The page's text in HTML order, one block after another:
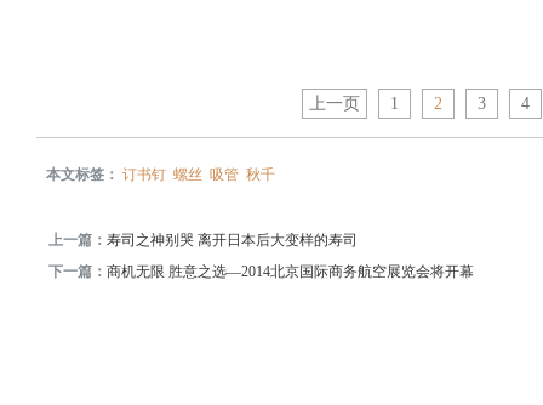
上一页 1 2 3 4
本文标签：订书钉 螺丝 吸管 秋千
上一篇：寿司之神别哭 离开日本后大变样的寿司
下一篇：商机无限 胜意之选—2014北京国际商务航空展览会将开幕